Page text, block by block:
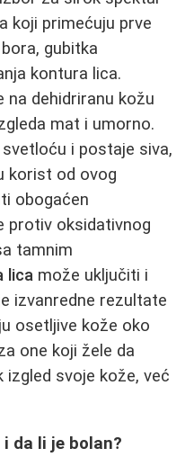
koji primećuju prve
gubitka
kontura lica.
na dehidriranu kožu
mat i umorno.
i postaje siva,
korist od ovog
obogaćen
protiv oksidativnog
tamnim
lica može uključiti i
izvanredne rezultate
osetljive kože oko
one koji žele da
izgled svoje kože, već
da li je bolan?